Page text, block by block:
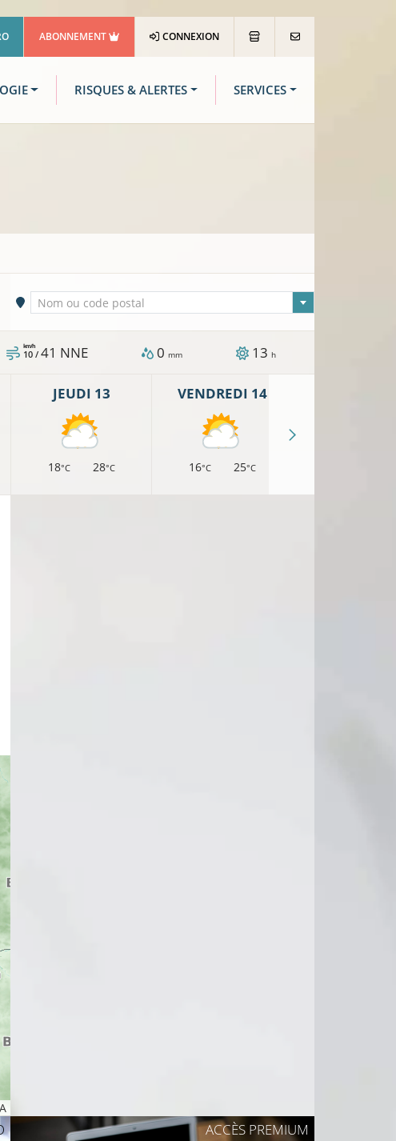
ABONNEMENT CONNEXION
RISQUES & ALERTES SERVICES
Ville sélectionnée
Nom ou code postal
10 /
km/h 41 NNE 0 mm 13 h
JEUDI 13
18°C 28°C
VENDREDI 14
16°C 25°C
30°C
ACCÈS PREMIUM